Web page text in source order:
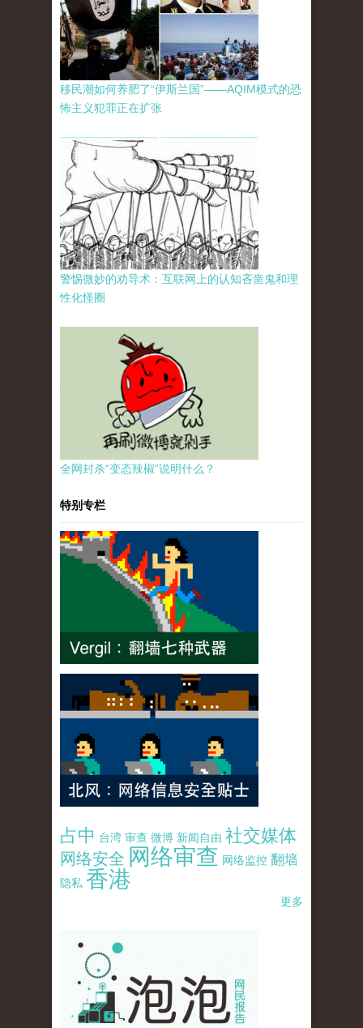
移民潮如何养肥了“伊斯兰国”——AQIM模式的恐
怖主义犯罪正在扩张
警惕微妙的劝导术：互联网上的认知吝啬鬼和理
性化怪圈
全网封杀“变态辣椒”说明什么？
特别专栏
占中 台湾 审查 微博 新闻自由 社交媒体
网络安全 网络审查 网络监控 翻墙
隐私 香港
更多
pao-pao-banner-mirror-site-120814.jpg